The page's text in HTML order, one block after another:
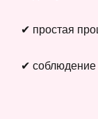
✔ простая
✔ соблюдение